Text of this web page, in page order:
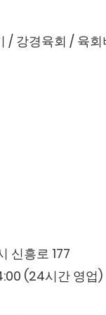
/ 강경육회 / 육
신흥로 177
(24시간 영업)